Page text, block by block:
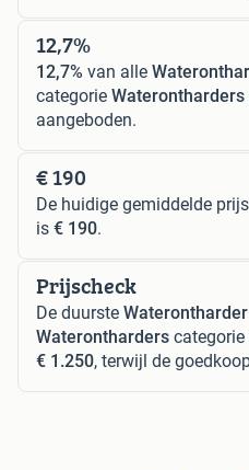
12,7%
12,7% van alle
categorie Waterontharders
aangeboden.
€ 190
De huidige gemiddelde
is € 190.
Prijscheck
De duurste Waterontharder
Waterontharders
€ 1.250, terwijl de